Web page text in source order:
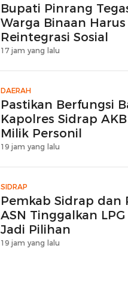
Bupati Pinrang
Warga Binaan
Reintegrasi Sosial
17 jam yang lalu
DAERAH
Pastikan Berfungsi
Kapolres Sidrap
Milik Personil
19 jam yang lalu
SIDRAP
Pemkab Sidrap
ASN Tinggalkan
Jadi Pilihan
19 jam yang lalu